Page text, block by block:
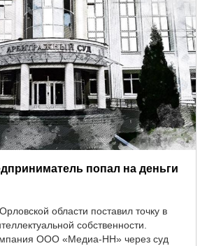
попал на деньги
области поставил точку в
собственности.
ООО «Медиа-НН» через суд